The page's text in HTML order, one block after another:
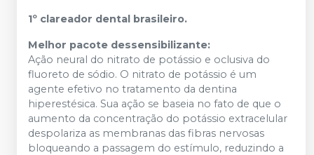
1º clareador dental brasileiro.
Melhor pacote dessensibilizante:
Ação neural do nitrato de potássio e oclusiva do
fluoreto de sódio. O nitrato de potássio é um
agente efetivo no tratamento da dentina
hiperestésica. Sua ação se baseia no fato de que o
aumento da concentração do potássio extracelular
despolariza as membranas das fibras nervosas
bloqueando a passagem do estímulo, reduzindo a